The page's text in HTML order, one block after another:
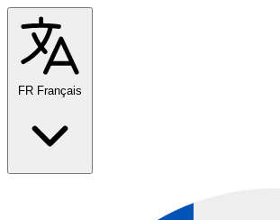
FR Français